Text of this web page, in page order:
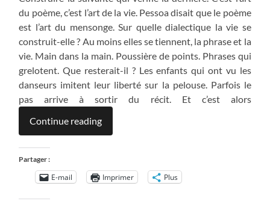
du poème, c’est l’art de la vie. Pessoa disait que le poème
est l’art du mensonge. Sur quelle dialectique la vie se
construit-elle ? Au moins elles se tiennent, la phrase et la
vie. Main dans la main. Poussière de points. Phrases qui
grelotent. Que resterait-il ? Les enfants qui ont vu les
danseurs imitent leur liberté sur la pelouse. Parfois le
pas arrive à sortir du récit. Et c’est alors
Continue reading
Partager :
E-mail Imprimer Plus